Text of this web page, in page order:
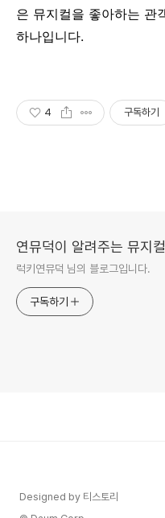
은 뮤지컬을 좋아하는 관
하나입니다.
4 구독하기
연뮤덕이 알려주는 뮤지
럭키연뮤덕 님의 블로그입니다.
구독하기
Designed by 티스토리